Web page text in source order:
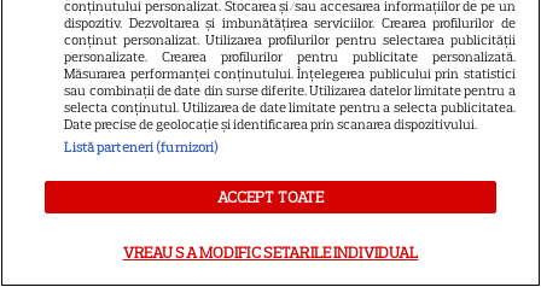
3
VEDETE STRĂINE
Marvel are un nou Black
Panther. David Jonsson preia
moștenirea lui Chadwick
Boseman
VEDETE STRĂINE
conținutului personalizat. Stocarea și/sau accesarea informațiilor de pe un
dispozitiv. Dezvoltarea și îmbunătățirea serviciilor. Crearea profilurilor de
conținut personalizat. Utilizarea profilurilor pentru selectarea publicității
personalizate. Crearea profilurilor pentru publicitate personalizată.
Măsurarea performanței conținutului. Înțelegerea publicului prin statistici
sau combinații de date din surse diferite. Utilizarea datelor limitate pentru a
selecta conținutul. Utilizarea de date limitate pentru a selecta publicitatea.
Date precise de geolocație și identificarea prin scanarea dispozitivului.
Listă parteneri (furnizori)
ACCEPT TOATE
VREAU SA MODIFIC SETARILE INDIVIDUAL